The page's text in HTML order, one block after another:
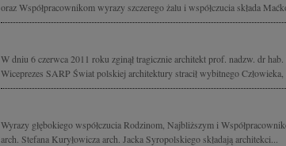
oraz Współpracownikom wyrazy szczerego żalu i współczucia składa
W dniu 6 czerwca 2011 roku zginął tragicznie architekt prof. nadzw. dr
Wiceprezes SARP Świat polskiej architektury stracił wybitnego Człowieka,
Wyrazy głębokiego współczucia Rodzinom, Najbliższym i
arch. Stefana Kuryłowicza arch. Jacka Syropolskiego składają architekci...